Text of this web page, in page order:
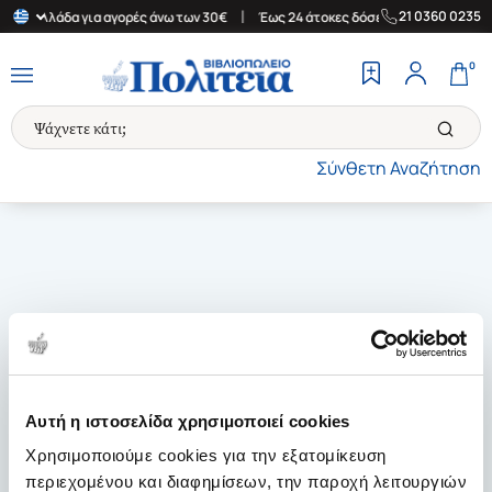
Αυτή η ιστοσελίδα χρησιμοποιεί cookies
Χρησιμοποιούμε cookies για την εξατομίκευση
περιεχομένου και διαφημίσεων, την παροχή λειτουργιών
Ελλάδα για αγορές άνω των 30€ Έως 24 άτοκες δόσεις |
21 0360 0235
Σύνθετη Αναζήτηση
0